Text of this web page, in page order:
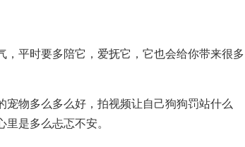
平时要多陪它，爱抚它，它也会给你带来很多
物多么多么好，拍视频让自己狗狗罚站什么
是多么忐忑不安。